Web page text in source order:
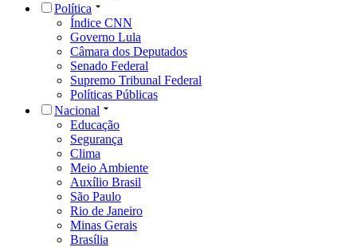
Política
Índice CNN
Governo Lula
Câmara dos Deputados
Senado Federal
Supremo Tribunal Federal
Políticas Públicas
Nacional
Educação
Segurança
Clima
Meio Ambiente
Auxílio Brasil
São Paulo
Rio de Janeiro
Minas Gerais
Brasília